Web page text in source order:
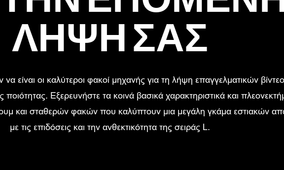
ΛΉΨΗ ΣΑΣ
είναι οι καλύτεροι φακοί μηχανής για τη λήψη επαγγελματικών
Εξερευνήστε τα κοινά βασικά χαρακτηριστικά και
και σταθερών φακών που καλύπτουν μια μεγάλη γκάμα εστιακών
με τις επιδόσεις και την ανθεκτικότητα της σειράς L.